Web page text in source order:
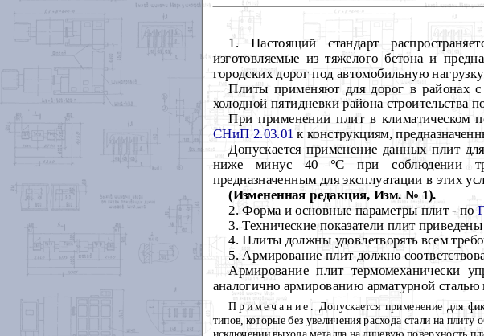
1 . Настоящий стандарт
изготовляемые из тяжелого бетона и
городских дорог под автомобильную
Плиты применяют для дорог в районах с
холодной пятидневки района строительства
При применении плит в климатическом
СНиП 2.03.01к конструкциям,
Допускается применение данных плит
ниже минус 40
°C при соблюдении
предназначенным для эксплуатации в этих
(Измененная редакция, Изм. № 1).
2. Форма и основные параметры плит - по
3. Технические показатели плит приведены
4. Плиты должны удовлетворять всем
5. Армирование плит должно
Армирование плит термомеханически
аналогично армированию арматурной сталью
Примечание . Допускается применение для
типов, которые без увеличения расхода стали на